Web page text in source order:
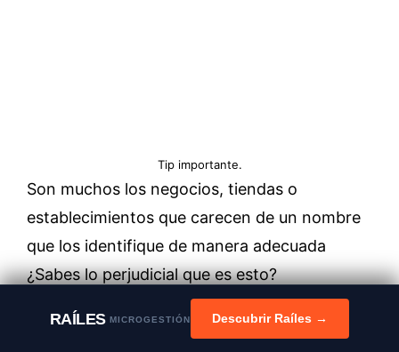
Tip importante.
Son muchos los negocios, tiendas o
establecimientos que carecen de un nombre
que los identifique de manera adecuada
¿Sabes lo perjudicial que es esto?
El reconocimiento de tu frutería dependerá
RAÍLESMICROGESTIÓN Descubrir Raíles →